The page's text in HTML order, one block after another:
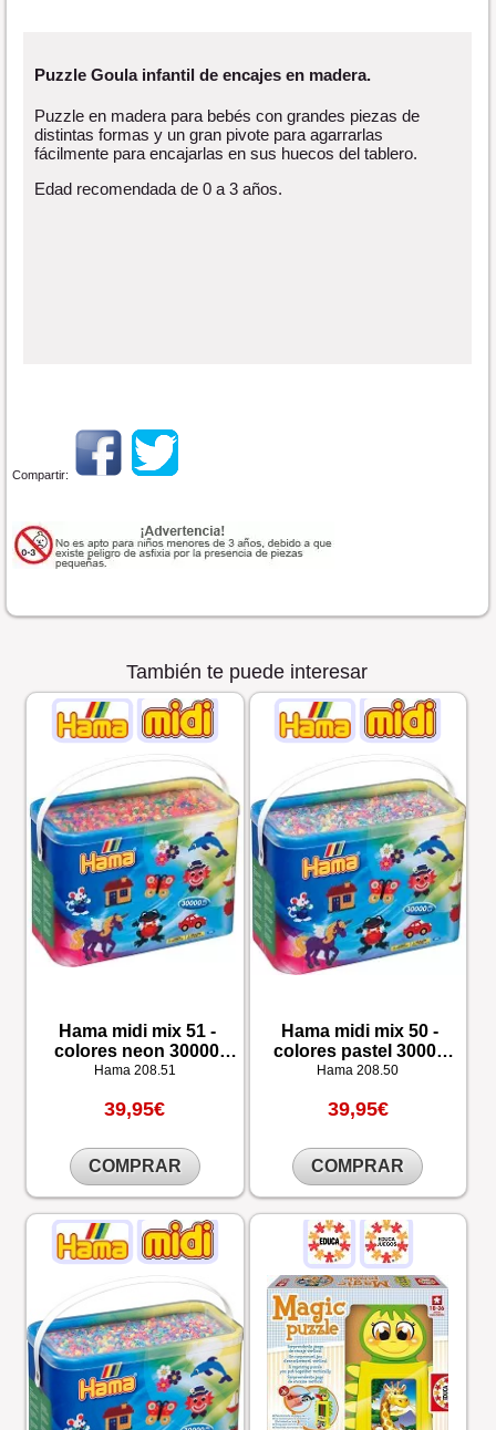
Puzzle Goula infantil de encajes en madera.
Puzzle en madera para bebés con grandes piezas de
distintas formas y un gran pivote para agarrarlas
fácilmente para encajarlas en sus huecos del tablero.
Edad recomendada de 0 a 3 años.
Compartir:
También te puede interesar
Hama midi mix 51 -
colores neon 30000
piezas
Hama 208.51
39,95€
COMPRAR
Hama midi mix 50 -
colores pastel 30000
piezas
Hama 208.50
39,95€
COMPRAR